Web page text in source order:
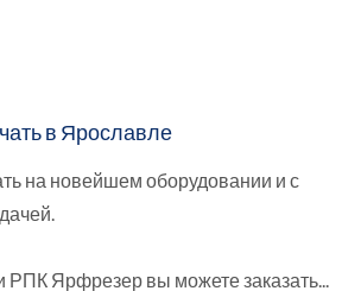
в Ярославле
на новейшем оборудовании и с
Ярфрезер вы можете заказать...